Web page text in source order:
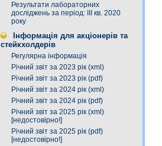
Результати лабораторних
досліджень за період: ІІІ кв. 2020
року
Інформація для акціонерів та
стейкхолдерів
Регулярна інформація
Річний звіт за 2023 рік (xml)
Річний звіт за 2023 рік (pdf)
Річний звіт за 2024 рік (xml)
Річний звіт за 2024 рік (pdf)
Річний звіт за 2025 рік (xml)
[недостовірно!]
Річний звіт за 2025 рік (pdf)
[недостовірно!]